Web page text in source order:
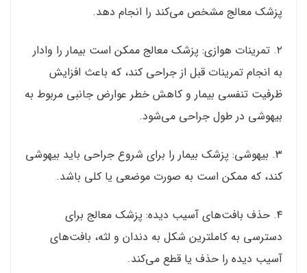
پزشک معالج مشخص می‌کند را انجام دهد.
۲. تمرینات هوازی: پزشک معالج ممکن است بیمار را وادار
به انجام تمرینات قبل از جراحی کند، که باعث افزایش
ظرفیت تنفسی بیمار و کاهش خطر عوارض جانبی مربوط به
بیهوشی در طول جراحی می‌شود.
۳. بیهوشی: پزشک بیمار را برای شروع جراحی باید بیهوشی
کند، که ممکن است به صورت موضعی یا کلی باشد.
۴. حذف بافت‌های آسیب دیده: پزشک معالج برای
دسترسی به کاملترین شکل به دندان و لثه، بافت‌های
آسیب دیده را حذف یا قطع می‌کند.